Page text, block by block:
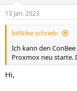
13 Jan. 2023
bitNike schrieb:
Ich kann den
Proxmox neu starte.
Hi,